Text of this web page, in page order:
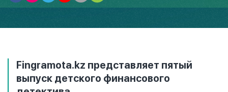
Fingramota.kz представляет пятый
выпуск детского финансового